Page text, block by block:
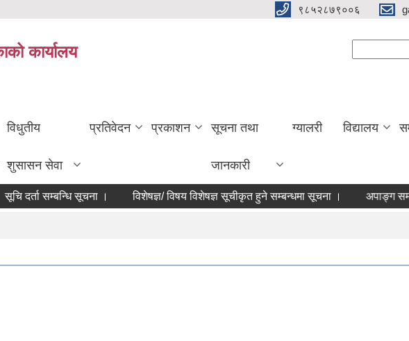
९८५२८७९००६
कार्यालय
विधुतीय
शुसासन सेवा
प्रतिवेदन प्रकाशन सूचना तथा
जानकारी
ग्यालरी विद्यालय
सम्बन्धि सूचना । विशेषज्ञ/ विषय विशेषज्ञ सूचीकृत हुने सम्बन्धमा सूचना । अपाङ्ग समन्वय